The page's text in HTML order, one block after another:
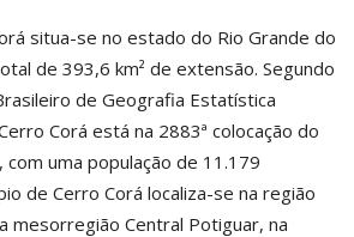
situa-se no estado do Rio Grande do
de 393,6 km² de extensão. Segundo
de Geografia Estatística
Corá está na 2883ª colocação do
com uma população de 11.179
de Cerro Corá localiza-se na região
mesorregião Central Potiguar, na